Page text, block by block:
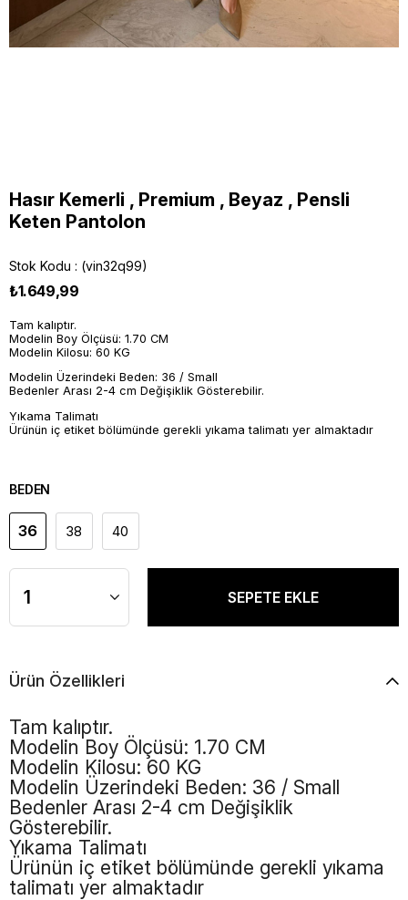
Hasır Kemerli , Premium , Beyaz , Pensli
Keten Pantolon
Stok Kodu (vin32q99)
₺1.649,99
Tam kalıptır.
Modelin Boy Ölçüsü: 1.70 CM
Modelin Kilosu: 60 KG
Modelin Üzerindeki Beden: 36 / Small
Bedenler Arası 2-4 cm Değişiklik Gösterebilir.
Yıkama Talimatı
Ürünün iç etiket bölümünde gerekli yıkama talimatı yer almaktadır
BEDEN
36 38 40
Ürün Özellikleri
Tam kalıptır.
Modelin Boy Ölçüsü: 1.70 CM
Modelin Kilosu: 60 KG
Modelin Üzerindeki Beden: 36 / Small
Bedenler Arası 2-4 cm Değişiklik
Gösterebilir.
Yıkama Talimatı
Ürünün iç etiket bölümünde gerekli yıkama
talimatı yer almaktadır